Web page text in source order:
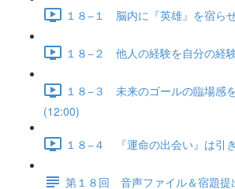
１８−１ 脳内に『英雄』を宿ら
１８−２ 他人の経験を自分の経
１８−３ 未来のゴールの臨場感
(12:00)
１８−４ 『運命の出会い』は引
第１８回 音声ファイル＆宿題提